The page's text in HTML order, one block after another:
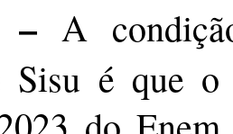
–A
Sisu é que o